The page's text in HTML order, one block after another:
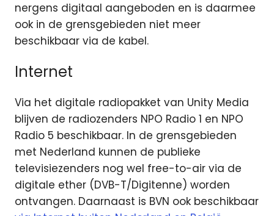
nergens digitaal aangeboden en is daarmee
ook in de grensgebieden niet meer
beschikbaar via de kabel.
Internet
Via het digitale radiopakket van Unity Media
blijven de radiozenders NPO Radio 1 en NPO
Radio 5 beschikbaar. In de grensgebieden
met Nederland kunnen de publieke
televisiezenders nog wel free-to-air via de
digitale ether (DVB-T/Digitenne) worden
ontvangen. Daarnaast is BVN ook beschikbaar